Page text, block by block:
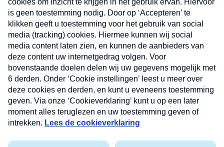
Nieuwsbrief
Neem hier een gratis abonnement op onze
nieuwsbrief. Elke vrijdag- en dinsdagochtend in uw